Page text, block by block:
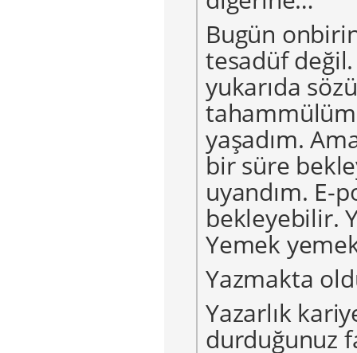
Bugün
tesadüf
yukarıda
yaşadım.
bir süre
uyandım. E-
bekleyebilir.
Yemek
Yazmakta
Yazarlık
durduğunuz